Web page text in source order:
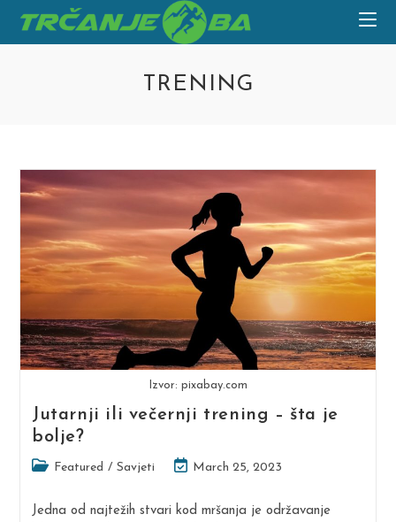
TRENING
Izvor: pixabay.com
Jutarnji ili večernji trening – šta je
bolje?
PostFeatured / Savjeti
Post
modified:
March 25, 2023
Jedna od najtežih stvari kod mršanja je održavanje